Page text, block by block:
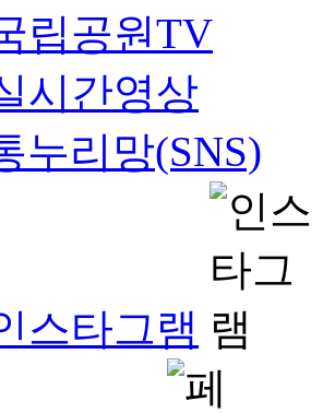
립공원TV
시간영상
누리망(SNS)
스타그램